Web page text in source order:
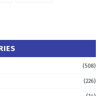
(508)
(226)